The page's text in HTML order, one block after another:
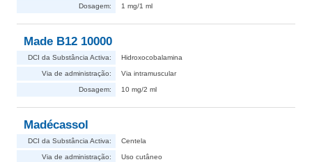
Dosagem: 1 mg/1 ml
Made B12 10000
DCI da Substância Activa: Hidroxocobalamina
Via de administração: Via intramuscular
Dosagem: 10 mg/2 ml
Madécassol
DCI da Substância Activa: Centela
Via de administração: Uso cutâneo